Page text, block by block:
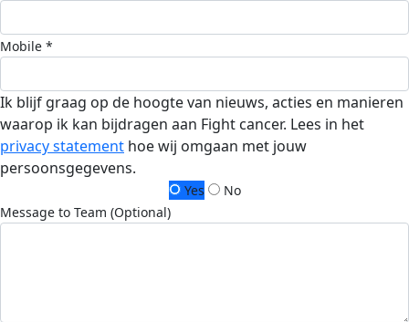
Mobile *
Ik blijf graag op de hoogte van nieuws, acties en manieren
waarop ik kan bijdragen aan Fight cancer. Lees in het
privacy statement hoe wij omgaan met jouw
persoonsgegevens.
Yes
No
Message to Team (Optional)